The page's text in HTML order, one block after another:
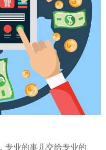
，专业的事儿交给专业的